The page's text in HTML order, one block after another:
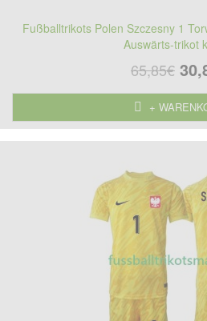
Fußballtrikots Polen Szczesny 1
Auswärts-trikot
65,85€
+